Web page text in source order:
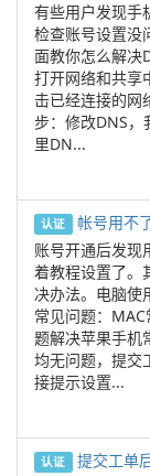
有些用户发现手
检查账号设置没
面教你怎么解决
打开网络和共享
击已经连接的网
步：修改DNS，
里DN...
认证 帐号用不
账号开通后发现
着教程设置了。
决办法。电脑使
常见问题：
题解决苹果手机
均无问题，提交
接提示设置...
认证 提交工单